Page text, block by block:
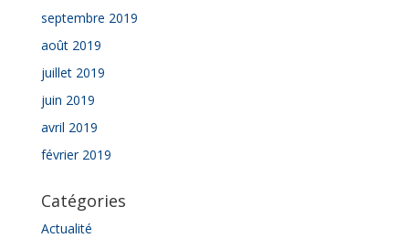
septembre 2019
août 2019
juillet 2019
juin 2019
avril 2019
février 2019
Catégories
Actualité